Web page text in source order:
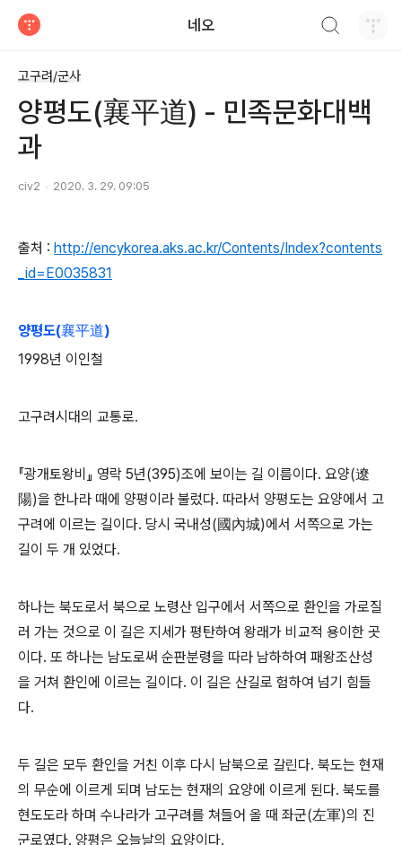
네오
고구려/군사
양평도(襄平道) - 민족문화대백
과
civ2 2020. 3. 29. 09:05
출처 : http://encykorea.aks.ac.kr/Contents/Index?contents
_id=E0035831
양평도(襄平道)
1998년 이인철
고구려시대의 교통로.
『광개토왕비』 영락 5년(395)조에 보이는 길 이름이다. 요양(遼
陽)을 한나라 때에 양평이라 불렀다. 따라서 양평도는 요양에서 고
구려에 이르는 길이다. 당시 국내성(國內城)에서 서쪽으로 가는
길이 두 개 있었다.
하나는 북도로서 북으로 노령산 입구에서 서쪽으로 환인을 가로질
러 가는 것으로 이 길은 지세가 평탄하여 왕래가 비교적 용이한 곳
이다. 또 하나는 남도로써 순판분령을 따라 남하하여 패왕조산성
을 거쳐 환인에 이르는 길이다. 이 길은 산길로 험하여 넘기 힘들
다.
두 길은 모두 환인을 거친 이후 다시 남북으로 갈린다. 북도는 현재
의 무순에 이르게 되며 남도는 현재의 요양에 이르게 된다. 북도를
현도도라 하며 수나라가 고구려를 쳐들어 올 때 좌군(左軍)의 진
군로였다. 양평은 오늘날의 요양이다.